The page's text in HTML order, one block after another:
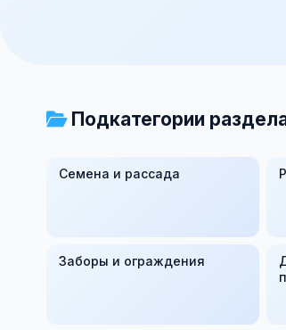
Подкатегории
Семена и рассада
Заборы и ограждения